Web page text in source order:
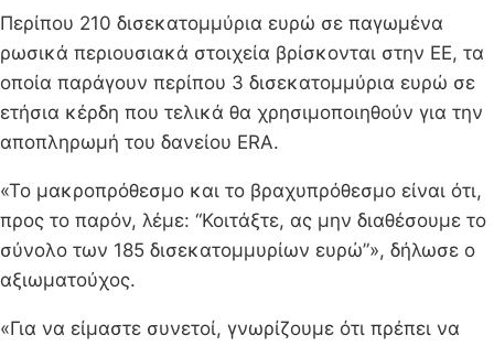
Περίπου 210 δισεκατομμύρια ευρώ σε παγωμένα
ρωσικά περιουσιακά στοιχεία βρίσκονται στην ΕΕ, τα
οποία παράγουν περίπου 3 δισεκατομμύρια ευρώ σε
ετήσια κέρδη που τελικά θα χρησιμοποιηθούν για την
αποπληρωμή του δανείου ERA.
«Το μακροπρόθεσμο και το βραχυπρόθεσμο είναι ότι,
προς το παρόν, λέμε: “Κοιτάξτε, ας μην διαθέσουμε το
σύνολο των 185 δισεκατομμυρίων ευρώ”», δήλωσε ο
αξιωματούχος.
«Για να είμαστε συνετοί, γνωρίζουμε ότι πρέπει να